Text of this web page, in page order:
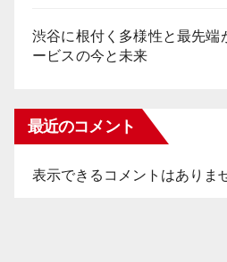
渋谷に根付く多様性と最先端
ービスの今と未来
最近のコメント
表示できるコメントはありま